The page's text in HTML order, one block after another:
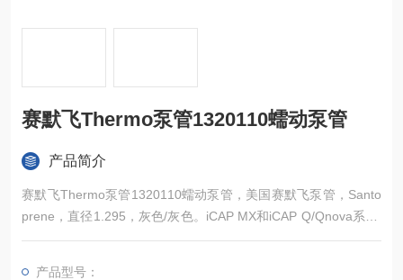
赛默飞Thermo泵管1320110蠕动泵管
产品简介
赛默飞Thermo泵管1320110蠕动泵管，美国赛默飞泵管，Santo
prene，直径1.295，灰色/灰色。iCAP MX和iCAP Q/Qnova系列I
CP-MS系统的蠕动泵管专为耐用性和适用性而设计，可满足您的
产品型号：